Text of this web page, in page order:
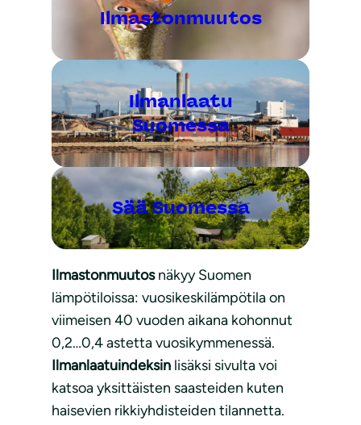
Ilmastonmuutos
Ilmanlaatu
Suomessa
Sää Suomessa
Ilmastonmuutosnäkyy Suomen
lämpötiloissa: vuosikeskilämpötila on
viimeisen 40 vuoden aikana kohonnut
0,2…0,4 astetta vuosikymmenessä.
Ilmanlaatuindeksin lisäksi sivulta voi
katsoa yksittäisten saasteiden kuten
haisevien rikkiyhdisteiden tilannetta.